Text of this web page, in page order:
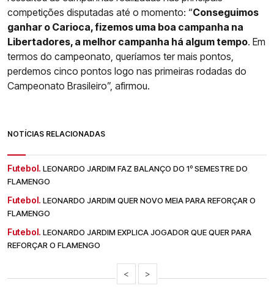
competições disputadas até o momento: “Conseguimos
ganhar o Carioca, fizemos uma boa campanha na
Libertadores, a melhor campanha há algum tempo. Em
termos do campeonato, queríamos ter mais pontos,
perdemos cinco pontos logo nas primeiras rodadas do
Campeonato Brasileiro”, afirmou.
NOTÍCIAS RELACIONADAS
Futebol. LEONARDO JARDIM FAZ BALANÇO DO 1º SEMESTRE DO
FLAMENGO
Futebol. LEONARDO JARDIM QUER NOVO MEIA PARA REFORÇAR O
FLAMENGO
Futebol. LEONARDO JARDIM EXPLICA JOGADOR QUE QUER PARA
REFORÇAR O FLAMENGO
< >